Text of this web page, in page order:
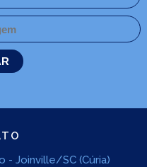
- Joinville/SC (Cúria)